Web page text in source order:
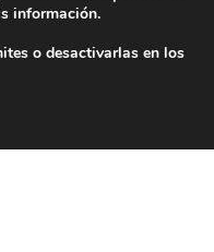
-1º Izq
Moscardó)
información.
o desactivarlas en los